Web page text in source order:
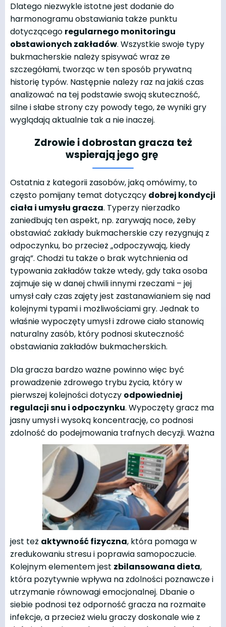
Dlatego niezwykle istotne jest dodanie do
harmonogramu obstawiania także punktu
dotyczącego regularnego monitoringu
obstawionych zakładów. Wszystkie swoje typy
bukmacherskie należy spisywać wraz ze
szczegółami, tworząc w ten sposób prywatną
historię typów. Następnie należy raz na jakiś czas
analizować na tej podstawie swoją skuteczność,
silne i słabe strony czy powody tego, że wyniki gry
wyglądają aktualnie tak a nie inaczej.
Zdrowie i dobrostan gracza też
wspierają jego grę
Ostatnia z kategorii zasobów, jaką omówimy, to
często pomijany temat dotyczący dobrej kondycji
ciała i umysłu gracza. Typerzy nierzadko
zaniedbują ten aspekt, np. zarywają noce, żeby
obstawiać zakłady bukmacherskie czy rezygnują z
odpoczynku, bo przecież „odpoczywają, kiedy
grają”. Chodzi tu także o brak wytchnienia od
typowania zakładów także wtedy, gdy taka osoba
zajmuje się w danej chwili innymi rzeczami – jej
umysł cały czas zajęty jest zastanawianiem się nad
kolejnymi typami i możliwościami gry. Jednak to
właśnie wypoczęty umysł i zdrowe ciało stanowią
naturalny zasób, który podnosi skuteczność
obstawiania zakładów bukmacherskich.
Dla gracza bardzo ważne powinno więc być
prowadzenie zdrowego trybu życia, który w
pierwszej kolejności dotyczy odpowiedniej
regulacji snu i odpoczynku. Wypoczęty gracz ma
jasny umysł i wysoką koncentrację, co podnosi
zdolność do podejmowania trafnych decyzji. Ważna
jest też aktywność fizyczna, która pomaga w
zredukowaniu stresu i poprawia samopoczucie.
Kolejnym elementem jest zbilansowana dieta,
która pozytywnie wpływa na zdolności poznawcze i
utrzymanie równowagi emocjonalnej. Dbanie o
siebie podnosi też odporność gracza na rozmaite
infekcje, a przecież wielu graczy doskonale wie z